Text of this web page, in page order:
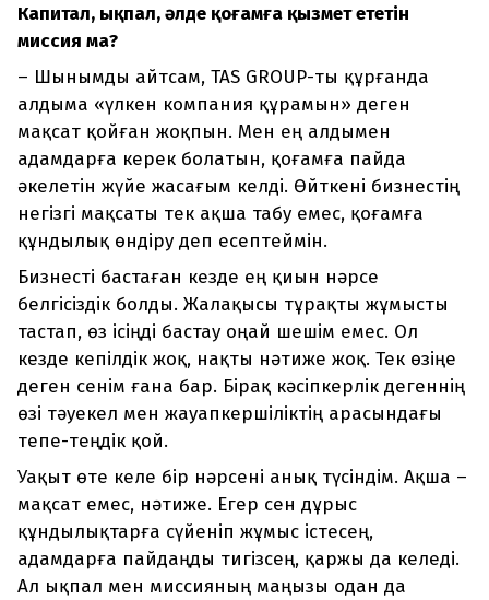
Капитал, ықпал, әлде қоғамға қызмет ететін
миссия ма?
– Шынымды айтсам, TAS GROUP-ты құрғанда
алдыма «үлкен компания құрамын» деген
мақсат қойған жоқпын. Мен ең алдымен
адамдарға керек болатын, қоғамға пайда
әкелетін жүйе жасағым келді. Өйткені бизнестің
негізгі мақсаты тек ақша табу емес, қоғамға
құндылық өндіру деп есептеймін.
Бизнесті бастаған кезде ең қиын нәрсе
белгісіздік болды. Жалақысы тұрақты жұмысты
тастап, өз ісіңді бастау оңай шешім емес. Ол
кезде кепілдік жоқ, нақты нәтиже жоқ. Тек өзіңе
деген сенім ғана бар. Бірақ кәсіпкерлік дегеннің
өзі тәуекел мен жауапкершіліктің арасындағы
тепе-теңдік қой.
Уақыт өте келе бір нәрсені анық түсіндім. Ақша –
мақсат емес, нәтиже. Егер сен дұрыс
құндылықтарға сүйеніп жұмыс істесең,
адамдарға пайдаңды тигізсең, қаржы да келеді.
Ал ықпал мен миссияның маңызы одан да